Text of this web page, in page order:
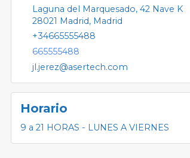
Laguna del Marquesado, 42 Nave K
28021 Madrid, Madrid
+34665555488
665555488
jl.jerez@asertech.com
Horario
9 a 21 HORAS - LUNES A VIERNES